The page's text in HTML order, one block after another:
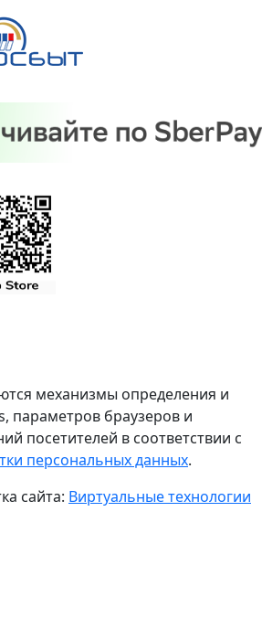
механизмы определения и
параметров браузеров и
посетителей в соответствии с
персональных данных.
сайта: Виртуальные технологии